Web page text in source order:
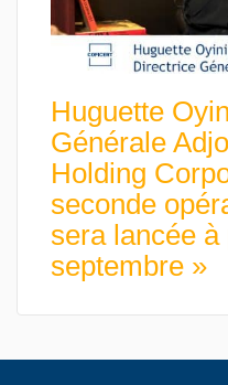
Huguette
Générale
Holding
seconde
sera lancée
septembre »